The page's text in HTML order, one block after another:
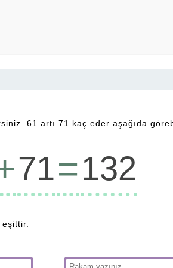
61 artı 71 kaç eder aşağıda
71=132